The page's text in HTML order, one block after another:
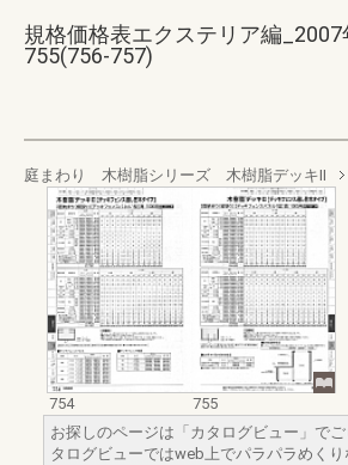
規格価格表エクステリア編_2007
755(756-757)
庭まわり 木樹脂シリーズ 木樹脂デッキⅡ
754
755
お探しのページは「カタログビュー」で
タログビューではweb上でパラパラめく